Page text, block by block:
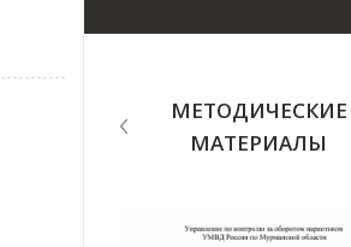
МЕТОДИЧЕСКИЕ
МАТЕРИАЛЫ